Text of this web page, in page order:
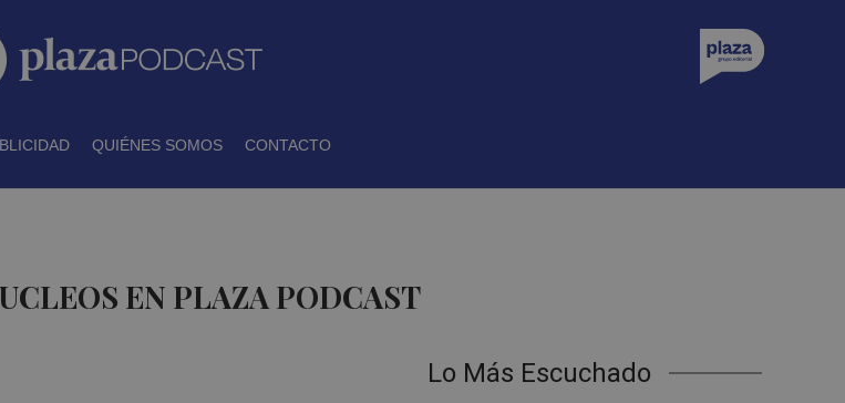
QUIÉNES SOMOS CONTACTO
EN PLAZA PODCAST
Lo Más Escuchado